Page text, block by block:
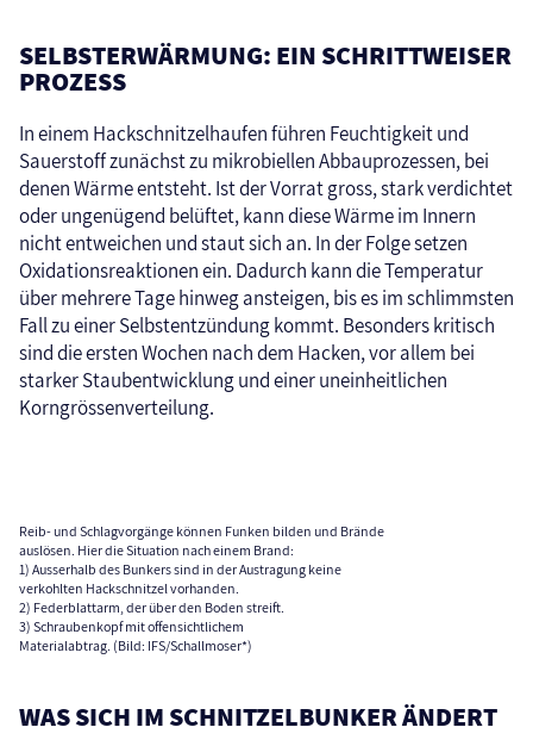
SELBSTERWÄRMUNG: EIN SCHRITTWEISER
PROZESS
In einem Hackschnitzelhaufen führen Feuchtigkeit und
Sauerstoff zunächst zu mikrobiellen Abbauprozessen, bei
denen Wärme entsteht. Ist der Vorrat gross, stark verdichtet
oder ungenügend belüftet, kann diese Wärme im Innern
nicht entweichen und staut sich an. In der Folge setzen
Oxidationsreaktionen ein. Dadurch kann die Temperatur
über mehrere Tage hinweg ansteigen, bis es im schlimmsten
Fall zu einer Selbstentzündung kommt. Besonders kritisch
sind die ersten Wochen nach dem Hacken, vor allem bei
starker Staubentwicklung und einer uneinheitlichen
Korngrössenverteilung.
Reib- und Schlagvorgänge können Funken bilden und Brände
auslösen. Hier die Situation nach einem Brand:
1) Ausserhalb des Bunkers sind in der Austragung keine
verkohlten Hackschnitzel vorhanden.
2) Federblattarm, der über den Boden streift.
3) Schraubenkopf mit offensichtlichem
Materialabtrag. (Bild: IFS/Schallmoser*)
WAS SICH IM SCHNITZELBUNKER ÄNDERT